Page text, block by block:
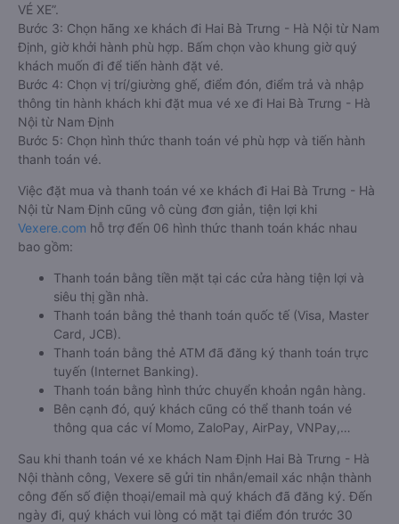
VÉ XE”.
Bước 3: Chọn hãng xe khách đi Hai Bà Trưng - Hà Nội từ Nam
Định, giờ khởi hành phù hợp. Bấm chọn vào khung giờ quý
khách muốn đi để tiến hành đặt vé.
Bước 4: Chọn vị trí/giường ghế, điểm đón, điểm trả và nhập
thông tin hành khách khi đặt mua vé xe đi Hai Bà Trưng - Hà
Nội từ Nam Định
Bước 5: Chọn hình thức thanh toán vé phù hợp và tiến hành
thanh toán vé.
Việc đặt mua và thanh toán vé xe khách đi Hai Bà Trưng - Hà
Nội từ Nam Định cũng vô cùng đơn giản, tiện lợi khi
Vexere.com hỗ trợ đến 06 hình thức thanh toán khác nhau
bao gồm:
Thanh toán bằng tiền mặt tại các cửa hàng tiện lợi và
siêu thị gần nhà.
Thanh toán bằng thẻ thanh toán quốc tế (Visa, Master
Card, JCB).
Thanh toán bằng thẻ ATM đã đăng ký thanh toán trực
tuyến (Internet Banking).
Thanh toán bằng hình thức chuyển khoản ngân hàng.
Bên cạnh đó, quý khách cũng có thể thanh toán vé
thông qua các ví Momo, ZaloPay, AirPay, VNPay,…
Sau khi thanh toán vé xe khách Nam Định Hai Bà Trưng - Hà
Nội thành công, Vexere sẽ gửi tin nhắn/email xác nhận thành
công đến số điện thoại/email mà quý khách đã đăng ký. Đến
ngày đi, quý khách vui lòng có mặt tại điểm đón trước 30